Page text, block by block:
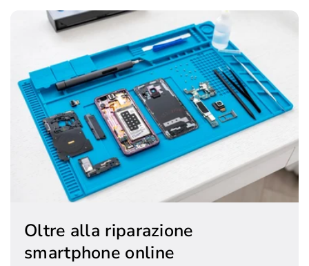
Oltre alla riparazione
smartphone online